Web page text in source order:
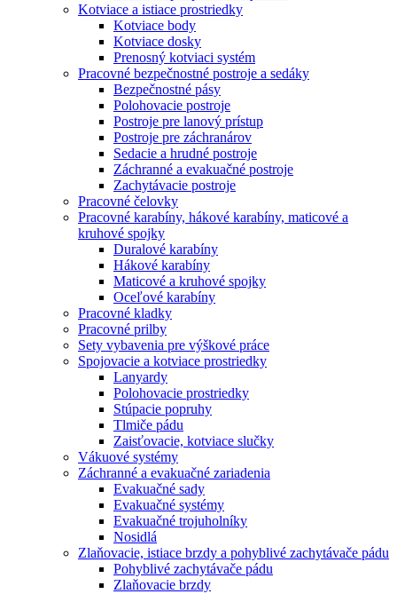
Kotviace a istiace prostriedky
Kotviace body
Kotviace dosky
Prenosný kotviaci systém
Pracovné bezpečnostné postroje a sedáky
Bezpečnostné pásy
Polohovacie postroje
Postroje pre lanový prístup
Postroje pre záchranárov
Sedacie a hrudné postroje
Záchranné a evakuačné postroje
Zachytávacie postroje
Pracovné čelovky
Pracovné karabíny, hákové karabíny, maticové a
kruhové spojky
Duralové karabíny
Hákové karabíny
Maticové a kruhové spojky
Oceľové karabíny
Pracovné kladky
Pracovné prilby
Sety vybavenia pre výškové práce
Spojovacie a kotviace prostriedky
Lanyardy
Polohovacie prostriedky
Stúpacie popruhy
Tlmiče pádu
Zaisťovacie, kotviace slučky
Vákuové systémy
Záchranné a evakuačné zariadenia
Evakuačné sady
Evakuačné systémy
Evakuačné trojuholníky
Nosidlá
Zlaňovacie, istiace brzdy a pohyblivé zachytávače pádu
Pohyblivé zachytávače pádu
Zlaňovacie brzdy